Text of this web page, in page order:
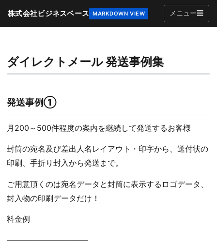
株式会社ビジネスベース MARKDOWN VIEW メニュー☰
ダイレクトメール 発送事例集
発送事例①
月200～500件程度の案内を継続して発送するお客様
封筒の宛名及び差出人名レイアウト・印字から、送付状の
印刷、手折り封入から発送まで。
ご用意頂くのは宛名データと封筒に表示するロゴデータ、
封入物の印刷データだけ！
料金例
——————————–